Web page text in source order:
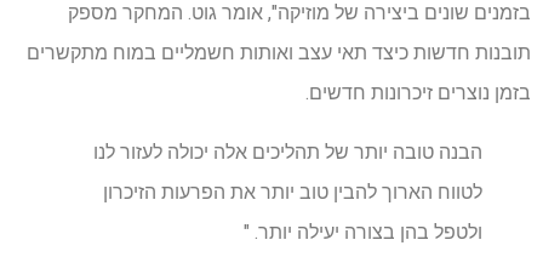
בזמנים שונים ביצירה של מוזיקה", אומר גוט. המחקר מספק
תובנות חדשות כיצד תאי עצב ואותות חשמליים במוח מתקשרים
בזמן נוצרים זיכרונות חדשים.
הבנה טובה יותר של תהליכים אלה יכולה לעזור לנו
לטווח הארוך להבין טוב יותר את הפרעות הזיכרון
ולטפל בהן בצורה יעילה יותר. "